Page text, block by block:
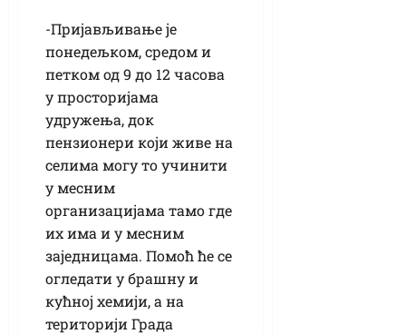
-Пријављивање је
понедељком, средом и
петком од 9 до 12 часова
у просторијама
удружења, док
пензионери који живе на
селима могу то учинити
у месним
организацијама тамо где
их има и у месним
заједницама. Помоћ ће се
огледати у брашну и
кућној хемији, а на
територији Града